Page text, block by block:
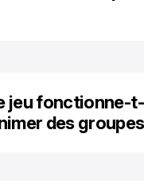
jeu fonctionne-
des